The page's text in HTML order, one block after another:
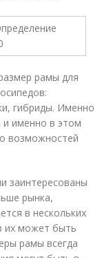
рамы для
гибриды. Именно
и именно в этом
возможностей
заинтересованы
рынка,
в нескольких
их может быть
рамы всегда